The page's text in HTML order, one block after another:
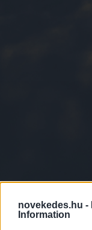
novekedes.hu -
Information